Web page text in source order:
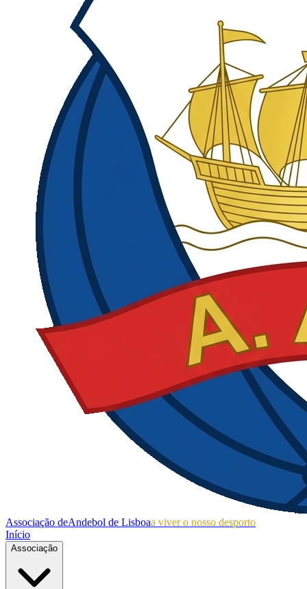
Associação deAndebol de Lisboaa viver o nosso desporto
Início
Associação